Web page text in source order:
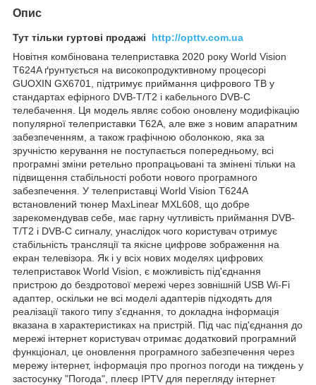
Опис
Тут тільки гуртові продажі http://opttv.com.ua
Новітня комбінована телеприставка 2020 року World Vision
T624A ґрунтується на високопродуктивному процесорі
GUOXIN GX6701, підтримує приймання цифрового ТВ у
стандартах ефірного DVB-T/T2 і кабельного DVB-C
телебачення. Ця модель являє собою оновлену модифікацію
популярної телеприставки T62A, але вже з новим апаратним
забезпеченням, а також графічною оболонкою, яка за
зручністю керування не поступається попередньому, всі
програмні зміни ретельно пропрацьовані та змінені тільки на
підвищення стабільності роботи нового програмного
забезпечення. У телеприставці World Vision T624A
встановлений тюнер MaxLinear MXL608, що добре
зарекомендував себе, має гарну чутливість приймання DVB-
T/T2 і DVB-C сигналу, унаслідок чого користувач отримує
стабільність трансляції та якісне цифрове зображення на
екран телевізора. Як і у всіх нових моделях цифрових
телеприставок World Vision, є можливість під'єднання
пристрою до бездротової мережі через зовнішній USB Wi-Fi
адаптер, оскільки не всі моделі адаптерів підходять для
реалізації такого типу з'єднання, то докладна інформація
вказана в характеристиках на пристрій. Під час під'єднання до
мережі інтернет користувач отримає додатковий програмний
функціонал, це оновлення програмного забезпечення через
мережу інтернет, інформація про прогноз погоди на тиждень у
застосунку "Погода", плеєр IPTV для перегляду інтернет